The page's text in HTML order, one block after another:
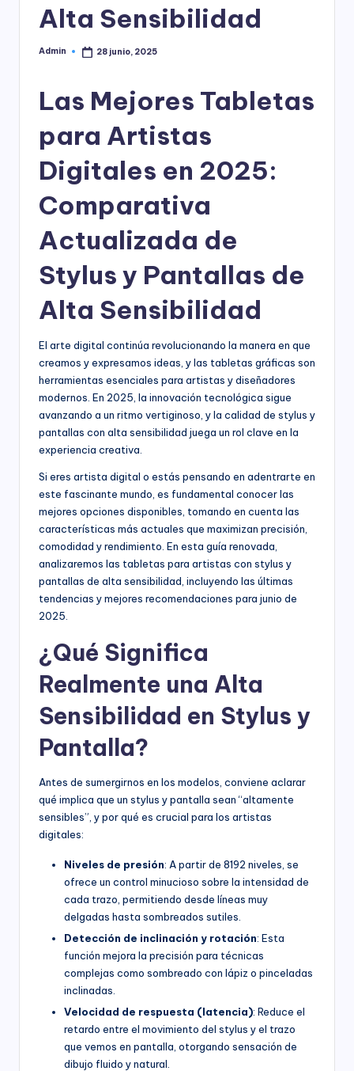
Alta Sensibilidad
Publicado
Admin 28 junio, 2025
Las Mejores Tabletas
para Artistas
Digitales en 2025:
Comparativa
Actualizada de
Stylus y Pantallas de
Alta Sensibilidad
El arte digital continúa revolucionando la manera en que
creamos y expresamos ideas, y las tabletas gráficas son
herramientas esenciales para artistas y diseñadores
modernos. En 2025, la innovación tecnológica sigue
avanzando a un ritmo vertiginoso, y la calidad de stylus y
pantallas con alta sensibilidad juega un rol clave en la
experiencia creativa.
Si eres artista digital o estás pensando en adentrarte en
este fascinante mundo, es fundamental conocer las
mejores opciones disponibles, tomando en cuenta las
características más actuales que maximizan precisión,
comodidad y rendimiento. En esta guía renovada,
analizaremos las tabletas para artistas con stylus y
pantallas de alta sensibilidad, incluyendo las últimas
tendencias y mejores recomendaciones para junio de
2025.
¿Qué Significa
Realmente una Alta
Sensibilidad en Stylus y
Pantalla?
Antes de sumergirnos en los modelos, conviene aclarar
qué implica que un stylus y pantalla sean “altamente
sensibles”, y por qué es crucial para los artistas
digitales:
Niveles de presión: A partir de 8192 niveles, se
ofrece un control minucioso sobre la intensidad de
cada trazo, permitiendo desde líneas muy
delgadas hasta sombreados sutiles.
Detección de inclinación y rotación: Esta
función mejora la precisión para técnicas
complejas como sombreado con lápiz o pinceladas
inclinadas.
Velocidad de respuesta (latencia): Reduce el
retardo entre el movimiento del stylus y el trazo
que vemos en pantalla, otorgando sensación de
dibujo fluido y natural.